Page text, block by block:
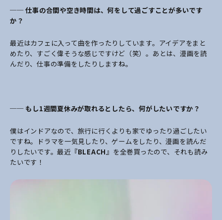
── 仕事の合間や空き時間は、何をして過ごすことが多いです
か？
最近はカフェに入って曲を作ったりしています。アイデアをまと
めたり、すごく偉そうな感じですけど（笑）。あとは、漫画を読
んだり、仕事の準備をしたりしますね。
── もし1週間夏休みが取れるとしたら、何がしたいですか？
僕はインドアなので、旅行に行くよりも家でゆったり過ごしたい
ですね。ドラマを一気見したり、ゲームをしたり、漫画を読んだ
りしたいです。最近『BLEACH』を全巻買ったので、それも読み
たいです！